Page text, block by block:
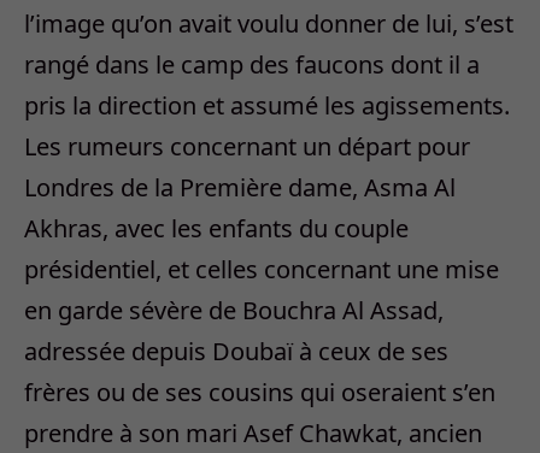
l’image qu’on avait voulu donner de lui, s’est
rangé dans le camp des faucons dont il a
pris la direction et assumé les agissements.
Les rumeurs concernant un départ pour
Londres de la Première dame, Asma Al
Akhras, avec les enfants du couple
présidentiel, et celles concernant une mise
en garde sévère de Bouchra Al Assad,
adressée depuis Doubaï à ceux de ses
frères ou de ses cousins qui oseraient s’en
prendre à son mari Asef Chawkat, ancien